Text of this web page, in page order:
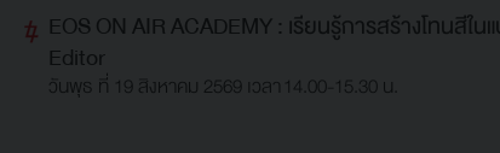
EOS ON AIR ACADEMY : เรียนรู้การสร้างโทนสี
Editor
วันพุธ ที่ 19 สิงหาคม 2569 เวลา 14.00-15.30 น.